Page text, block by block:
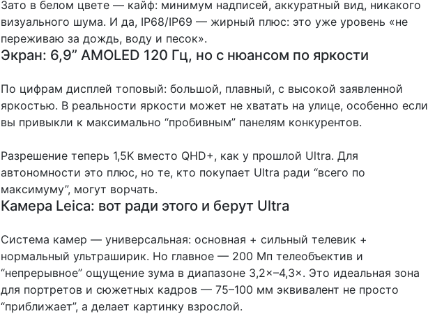
Зато в белом цвете — кайф: минимум надписей, аккуратный вид, никакого
визуального шума. И да, IP68/IP69 — жирный плюс: это уже уровень «не
переживаю за дождь, воду и песок».
Экран: 6,9” AMOLED 120 Гц, но с нюансом по яркости
По цифрам дисплей топовый: большой, плавный, с высокой заявленной
яркостью. В реальности яркости может не хватать на улице, особенно если
вы привыкли к максимально “пробивным” панелям конкурентов.
Разрешение теперь 1,5K вместо QHD+, как у прошлой Ultra. Для
автономности это плюс, но те, кто покупает Ultra ради “всего по
максимуму”, могут ворчать.
Камера Leica: вот ради этого и берут Ultra
Система камер — универсальная: основная + сильный телевик +
нормальный ультраширик. Но главное — 200 Мп телеобъектив и
“непрерывное” ощущение зума в диапазоне 3,2×–4,3×. Это идеальная зона
для портретов и сюжетных кадров — 75–100 мм эквивалент не просто
“приближает”, а делает картинку взрослой.